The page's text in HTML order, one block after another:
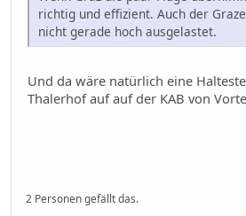
richtig und effizient. Auch der
nicht gerade hoch ausgelastet.
Und da wäre natürlich eine
Thalerhof auf auf der KAB von
2 Personen gefällt das.